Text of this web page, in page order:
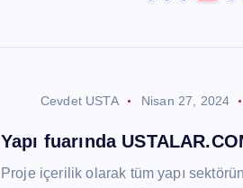
Cevdet USTA Nisan 27, 2024
Yapı fuarında
Proje içerilik olarak tüm yapı